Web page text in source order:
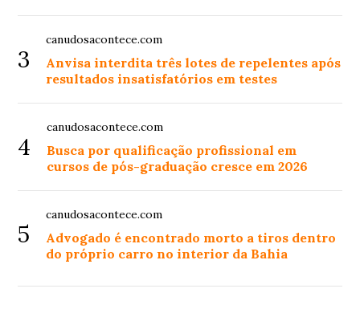
3
canudosacontece.com
Anvisa interdita três lotes de repelentes após
resultados insatisfatórios em testes
4
canudosacontece.com
Busca por qualificação profissional em
cursos de pós-graduação cresce em 2026
5
canudosacontece.com
Advogado é encontrado morto a tiros dentro
do próprio carro no interior da Bahia